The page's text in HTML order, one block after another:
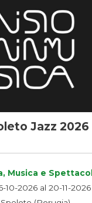
Jazz 2026
Musica e
10-2026 al 20-11-2026